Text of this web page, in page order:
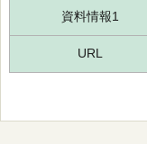
資料情報1
URL